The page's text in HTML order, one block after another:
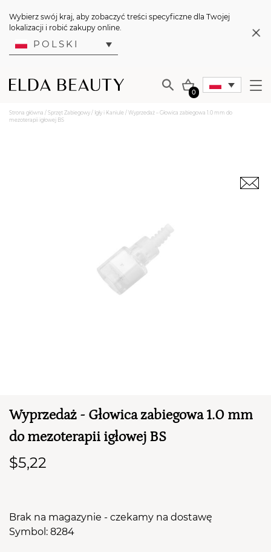
Wybierz swój kraj, aby zobaczyć treści specyficzne dla Twojej
lokalizacji i robić zakupy online.
POLSKI
0
TWÓJ KOSZYK (
Suma koszyka (
Strona główna / Sprzęt Zabiegowy / Igły i Kaniule / Wyprzedaż – Głowica zabiegowa 1.0 mm do
mezoterapii igłowej BS
Wyprzedaż - Głowica zabiegowa 1.0 mm
do mezoterapii igłowej BS
$5,22
Brak na magazynie - czekamy na dostawę
Symbol: 8284